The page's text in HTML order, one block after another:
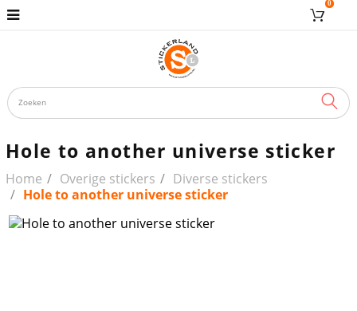
0
Hole to another universe sticker
Home Overige stickers
Diverse stickers
Hole to another universe sticker